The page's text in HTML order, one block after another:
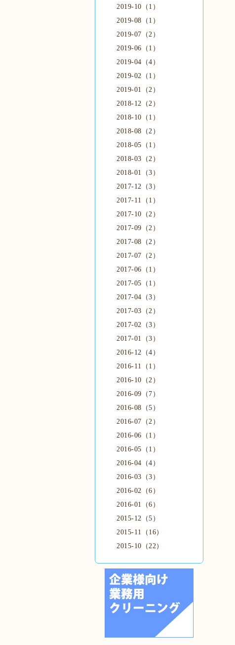
2019-10（1）
2019-08（1）
2019-07（2）
2019-06（1）
2019-04（4）
2019-02（1）
2019-01（2）
2018-12（2）
2018-10（1）
2018-08（2）
2018-05（1）
2018-03（2）
2018-01（3）
2017-12（3）
2017-11（1）
2017-10（2）
2017-09（2）
2017-08（2）
2017-07（2）
2017-06（1）
2017-05（1）
2017-04（3）
2017-03（2）
2017-02（3）
2017-01（3）
2016-12（4）
2016-11（1）
2016-10（2）
2016-09（7）
2016-08（5）
2016-07（2）
2016-06（1）
2016-05（1）
2016-04（4）
2016-03（3）
2016-02（6）
2016-01（6）
2015-12（5）
2015-11（16）
2015-10（22）